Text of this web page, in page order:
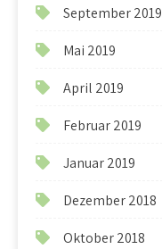
September 2019
Mai 2019
April 2019
Februar 2019
Januar 2019
Dezember 2018
Oktober 2018